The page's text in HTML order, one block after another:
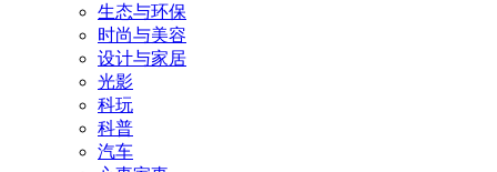
生态与环保
时尚与美容
设计与家居
光影
科玩
科普
汽车